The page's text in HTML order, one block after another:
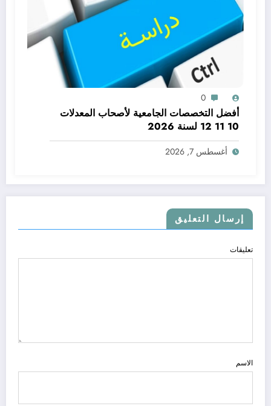
0
أفضل التخصصات الجامعية لأصحاب المعدلات
10 11 12 لسنة 2026
أغسطس 7, 2026
إرسال التعليق
تعليقات
الاسم